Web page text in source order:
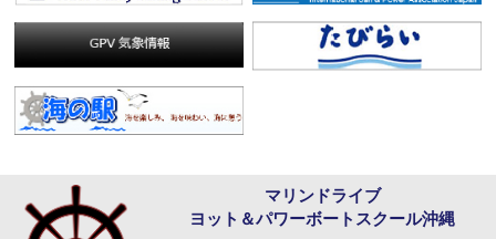
マリンドライブ
ヨット＆パワーボートスクール沖縄